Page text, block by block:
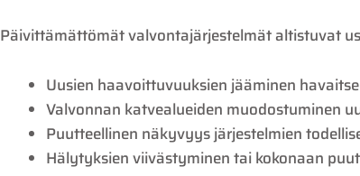
Päivittämättömät valvontajärjestelmät altistuvat
Uusien haavoittuvuuksien jääminen
Valvonnan katvealueiden muodostuminen
Puutteellinen näkyvyys järjestelmien
Hälytyksien viivästyminen tai kokonaan